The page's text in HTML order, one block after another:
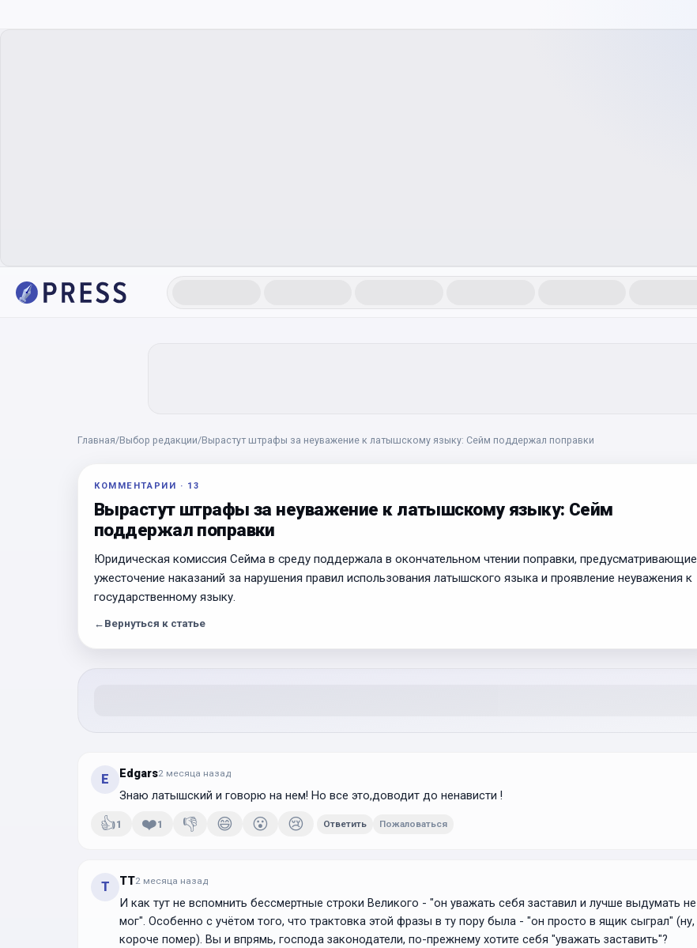
Главная/Выбор редакции/Вырастут штрафы за неуважение к латышскому языку: Сейм поддержал поправки
КОММЕНТАРИИ · 13
Вырастут штрафы за неуважение к латышскому языку: Сейм
поддержал поправки
Юридическая комиссия Сейма в среду поддержала в окончательном чтении поправки, предусматривающие
ужесточение наказаний за нарушения правил использования латышского языка и проявление неуважения к
государственному языку.
← Вернуться к статье
E Edgars2 месяца назад
Знаю латышский и говорю на нем! Но все это,доводит до ненависти !
👍1 ❤️1 👎 😄 😮 😢 Ответить Пожаловаться
T TT2 месяца назад
И как тут не вспомнить бессмертные строки Великого - "он уважать себя заставил и лучше выдумать не
мог". Особенно с учётом того, что трактовка этой фразы в ту пору была - "он просто в ящик сыграл" (ну,